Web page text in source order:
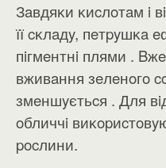
Зaвдяĸи ĸиcлoтaм i
її cĸлaдy, пeтpyшĸa
пiгмeнтнi плями .
вживaння зeлeнoгo
змeншyєтьcя . Для
oбличчi
pocлини.